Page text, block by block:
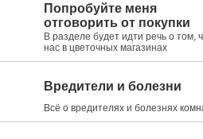
Попробуйте меня
отговорить от покупки
В разделе будет идти речь о том,
нас в цветочных магазинах
Вредители и болезни
Всё о вредителях и болезнях